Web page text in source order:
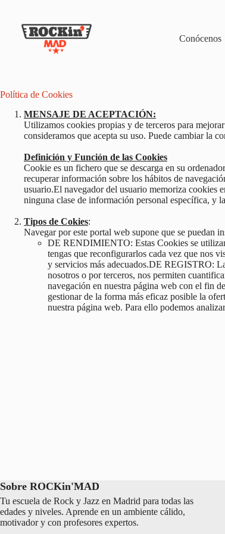
contenido
Conócenos
Política de Cookies
MENSAJE DE ACEPTACIÓN:
Utilizamos cookies propias y de terceros para
consideramos que acepta su uso. Puede cambiar la
Definición y Función de las Cookies
Cookie es un fichero que se descarga en su
recuperar información sobre los hábitos de
usuario.El navegador del usuario memoriza cookies
ninguna clase de información personal específica, y
Tipos de Cokies:
Navegar por este portal web supone que se puedan
DE RENDIMIENTO: Estas Cookies se
tengas que reconfigurarlos cada vez que nos
y servicios más adecuados.DE REGISTRO:
nosotros o por terceros, nos permiten
navegación en nuestra página web con el fin
gestionar de la forma más eficaz posible la
nuestra página web. Para ello podemos
Sobre ROCKin'MAD
Tu escuela de Rock y Jazz en Madrid para todas las
edades y niveles. Aprende en un ambiente cálido,
motivador y con profesores expertos.